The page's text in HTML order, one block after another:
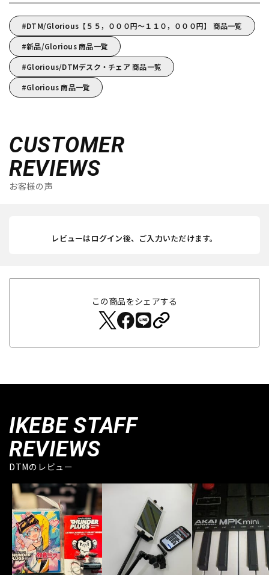
DTM/Glorious【５５，０００円～１１０，０００円】 商品一覧
新品/Glorious 商品一覧
Glorious/DTMデスク・チェア 商品一覧
Glorious 商品一覧
CUSTOMER
REVIEWS
お客様の声
レビューはログイン後、ご入力いただけます。
この商品をシェアする
IKEBE STAFF
REVIEWS
DTMのレビュー